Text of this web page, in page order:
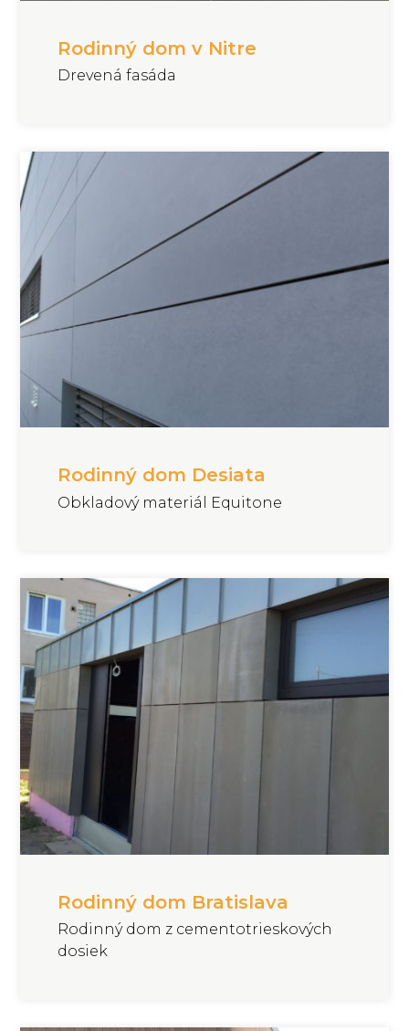
Rodinný dom v Nitre
Drevená fasáda
Rodinný dom Desiata
Obkladový materiál Equitone
Rodinný dom Bratislava
Rodinný dom z cementotrieskových
dosiek